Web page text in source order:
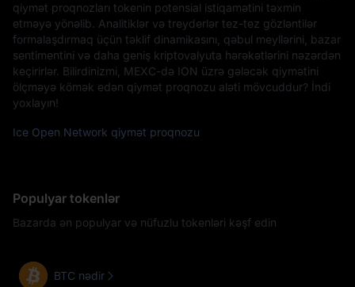
qiymət proqnozları tokenin potensial istiqamətini təxmin
etməyə yönəlib. Analitiklər və treyderlər tez-tez gözləntilər
formalaşdırmaq üçün təklif dinamikasını, qəbul meyllərini, bazar
sentimentini və daha geniş kriptovalyuta hərəkətlərini nəzərdən
keçirirlər. Bilirdinizmi, MEXC-də ION üzrə gələcək qiymətini
ölçməyə kömək edən qiymət proqnozu aləti mövcuddur? İndi
yoxlayın!
Ice Open Network qiymət proqnozu
Populyar tokenlər
Bazarda ən populyar və nüfuzlu tokenləri kəşf edin
BTC nədir